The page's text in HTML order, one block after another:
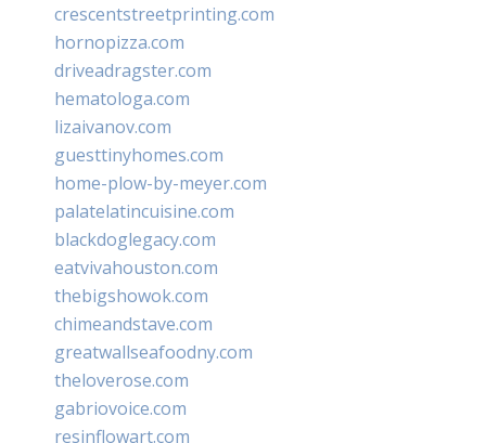
crescentstreetprinting.com
hornopizza.com
driveadragster.com
hematologa.com
lizaivanov.com
guesttinyhomes.com
home-plow-by-meyer.com
palatelatincuisine.com
blackdoglegacy.com
eatvivahouston.com
thebigshowok.com
chimeandstave.com
greatwallseafoodny.com
theloverose.com
gabriovoice.com
resinflowart.com